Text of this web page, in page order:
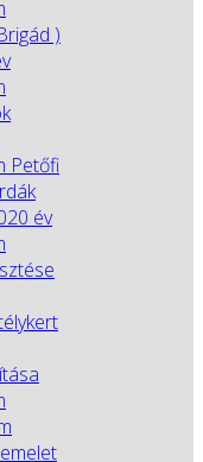
)
Petőfi
év